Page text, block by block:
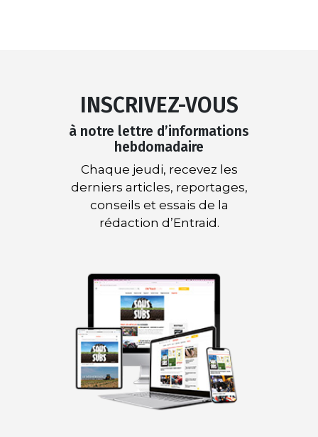
INSCRIVEZ-VOUS
à notre lettre d’informations
hebdomadaire
Chaque jeudi, recevez les
derniers articles, reportages,
conseils et essais de la
rédaction d’Entraid.